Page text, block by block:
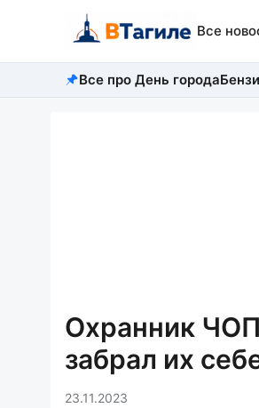
Все
Все про День города
Охранник
забрал их
23.11.2023